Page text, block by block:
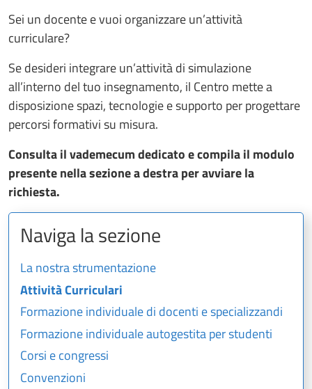
Sei un docente e vuoi organizzare un’attività
curriculare?
Se desideri integrare un’attività di simulazione
all’interno del tuo insegnamento, il Centro mette a
disposizione spazi, tecnologie e supporto per progettare
percorsi formativi su misura.
Consulta il vademecum dedicato e compila il modulo
presente nella sezione a destra per avviare la
richiesta.
Naviga la sezione
La nostra strumentazione
Attività Curriculari
Formazione individuale di docenti e specializzandi
Formazione individuale autogestita per studenti
Corsi e congressi
Convenzioni